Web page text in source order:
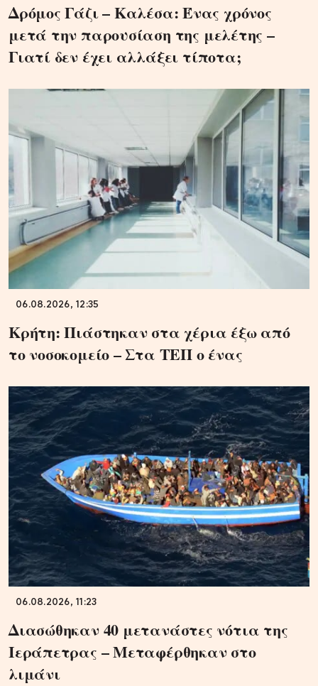
Δρόμος Γάζι – Καλέσα: Ένας χρόνος
μετά την παρουσίαση της μελέτης –
Γιατί δεν έχει αλλάξει τίποτα;
06.08.2026, 12:35
Κρήτη: Πιάστηκαν στα χέρια έξω από
το νοσοκομείο – Στα ΤΕΠ ο ένας
06.08.2026, 11:23
Διασώθηκαν 40 μετανάστες νότια της
Ιεράπετρας – Μεταφέρθηκαν στο
λιμάνι